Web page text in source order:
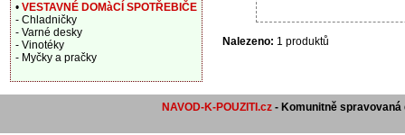
Nalezeno: 1 produktů
• VESTAVNÉ DOMàCÍ SPOTŘEBIČE
- Chladničky
- Varné desky
- Vinotéky
- Myčky a pračky
NAVOD-K-POUZITI.cz - Komunitně